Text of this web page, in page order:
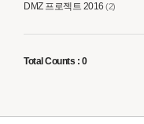
DMZ 프로젝트 2016 (2)
Total Counts : 0